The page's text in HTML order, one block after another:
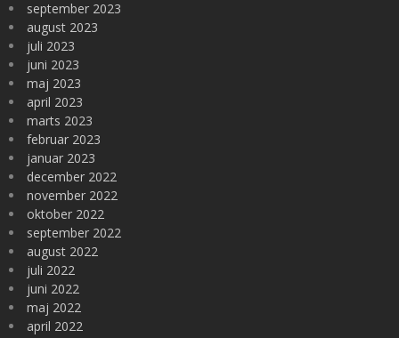
september 2023
august 2023
juli 2023
juni 2023
maj 2023
april 2023
marts 2023
februar 2023
januar 2023
december 2022
november 2022
oktober 2022
september 2022
august 2022
juli 2022
juni 2022
maj 2022
april 2022